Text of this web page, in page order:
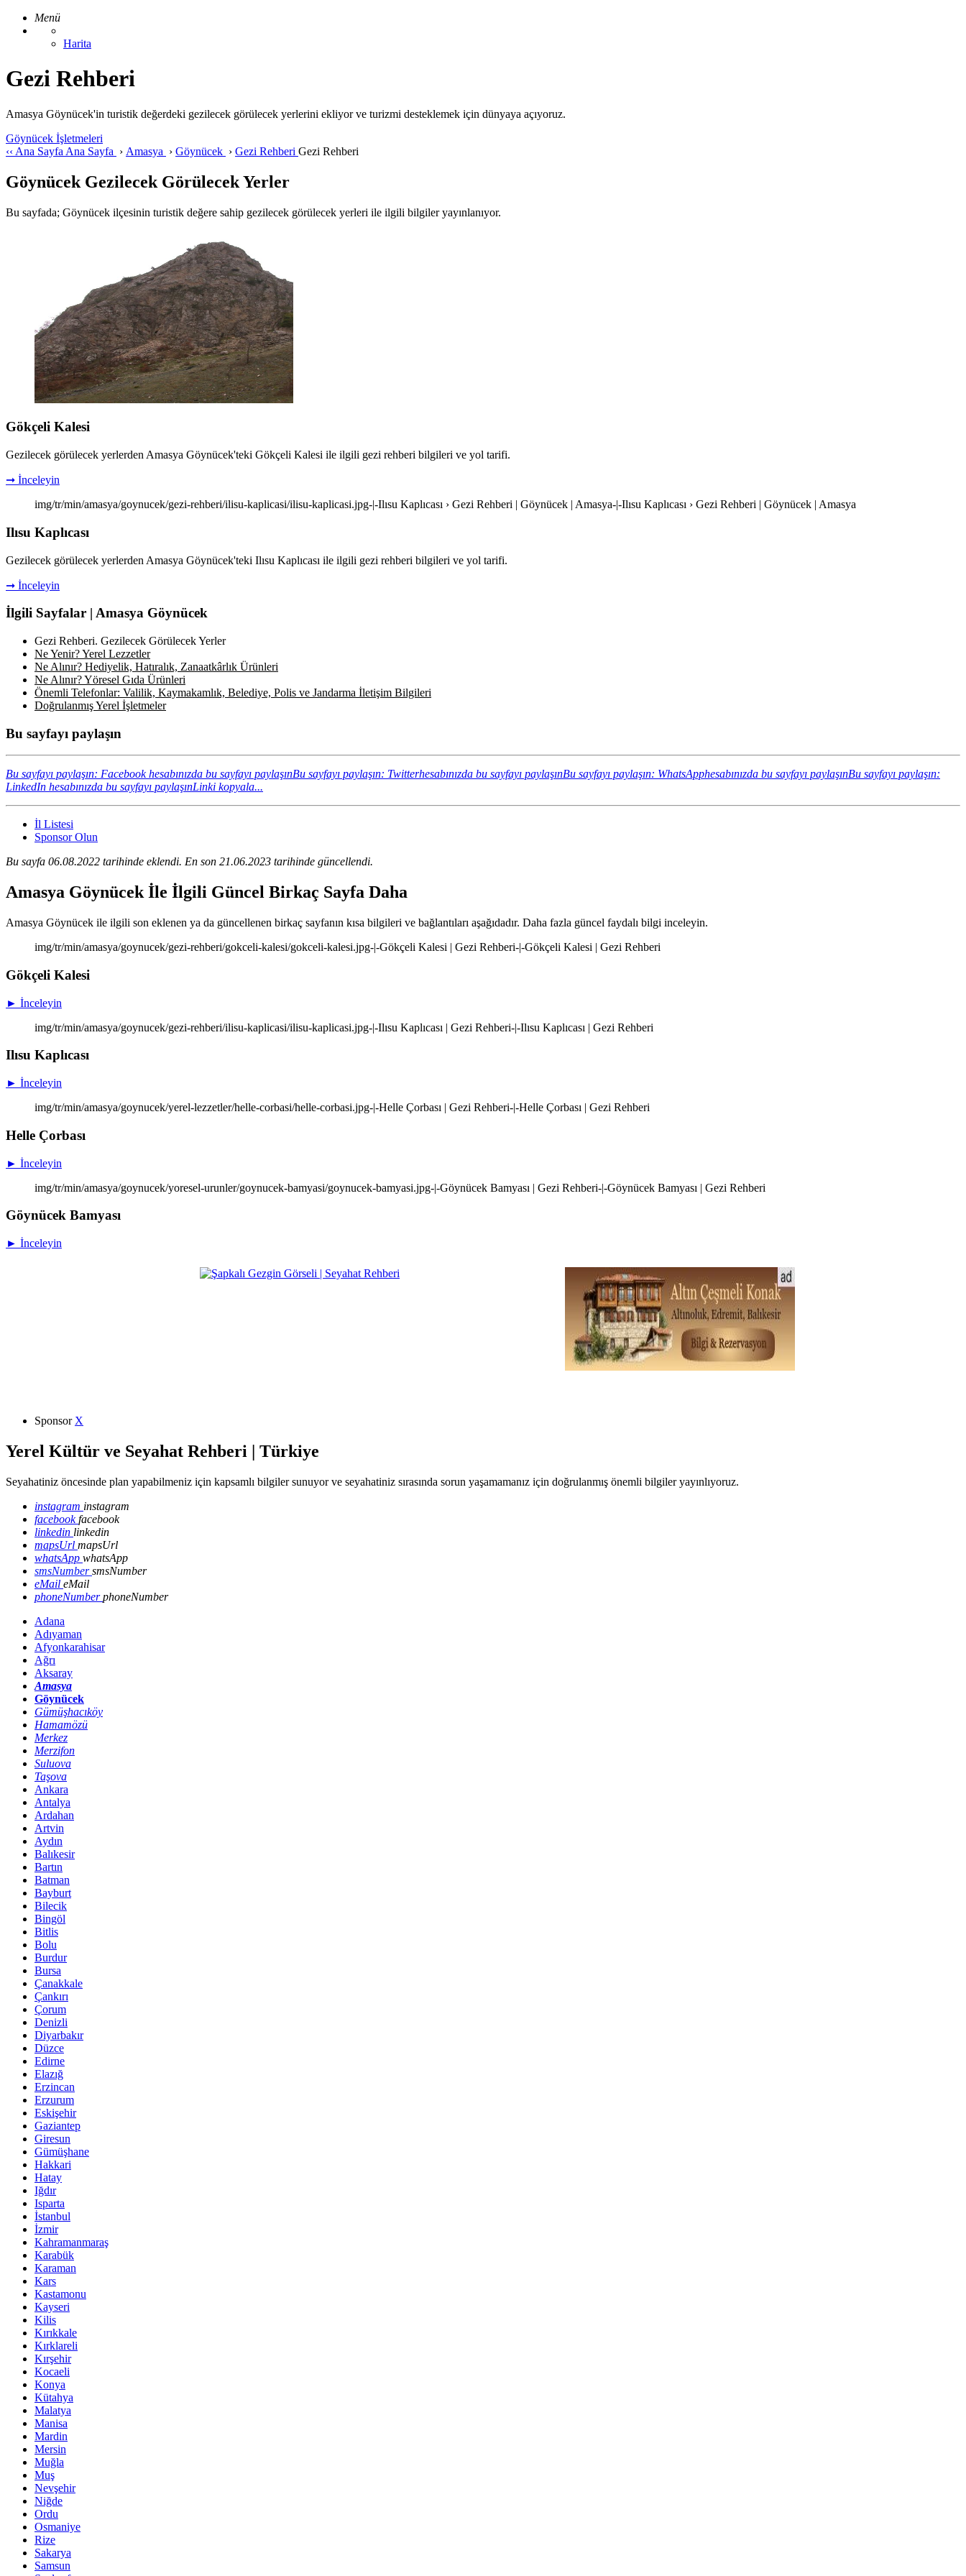
Menü
Harita
Gezi Rehberi
Amasya Göynücek'in turistik değerdeki gezilecek görülecek yerlerini ekliyor ve turizmi desteklemek için dünyaya açıyoruz.
Göynücek İşletmeleri
‹‹ Ana Sayfa Ana Sayfa › Amasya › Göynücek › Gezi Rehberi Gezi Rehberi
Göynücek Gezilecek Görülecek Yerler
Bu sayfada; Göynücek ilçesinin turistik değere sahip gezilecek görülecek yerleri ile ilgili bilgiler yayınlanıyor.
Gökçeli Kalesi
Gezilecek görülecek yerlerden Amasya Göynücek'teki Gökçeli Kalesi ile ilgili gezi rehberi bilgileri ve yol tarifi.
➞ İnceleyin
img/tr/min/amasya/goynucek/gezi-rehberi/ilisu-kaplicasi/ilisu-kaplicasi.jpg-|-Ilısu Kaplıcası › Gezi Rehberi | Göynücek | Amasya-|-Ilısu Kaplıcası › Gezi Rehberi | Göynücek | Amasya
Ilısu Kaplıcası
Gezilecek görülecek yerlerden Amasya Göynücek'teki Ilısu Kaplıcası ile ilgili gezi rehberi bilgileri ve yol tarifi.
➞ İnceleyin
İlgili Sayfalar | Amasya Göynücek
Gezi Rehberi. Gezilecek Görülecek Yerler
Ne Yenir? Yerel Lezzetler
Ne Alınır? Hediyelik, Hatıralık, Zanaatkârlık Ürünleri
Ne Alınır? Yöresel Gıda Ürünleri
Önemli Telefonlar: Valilik, Kaymakamlık, Belediye, Polis ve Jandarma İletişim Bilgileri
Doğrulanmış Yerel İşletmeler
Bu sayfayı paylaşın
Bu sayfayı paylaşın: Facebook hesabınızda bu sayfayı paylaşınBu sayfayı paylaşın: Twitterhesabınızda bu sayfayı paylaşınBu sayfayı paylaşın: WhatsApphesabınızda bu sayfayı paylaşınBu sayfayı paylaşın:
LinkedIn hesabınızda bu sayfayı paylaşınLinki kopyala...
İl Listesi
Sponsor Olun
Bu sayfa 06.08.2022 tarihinde eklendi. En son 21.06.2023 tarihinde güncellendi.
Amasya Göynücek İle İlgili Güncel Birkaç Sayfa Daha
Amasya Göynücek ile ilgili son eklenen ya da güncellenen birkaç sayfanın kısa bilgileri ve bağlantıları aşağıdadır. Daha fazla güncel faydalı bilgi inceleyin.
img/tr/min/amasya/goynucek/gezi-rehberi/gokceli-kalesi/gokceli-kalesi.jpg-|-Gökçeli Kalesi | Gezi Rehberi-|-Gökçeli Kalesi | Gezi Rehberi
Gökçeli Kalesi
► İnceleyin
img/tr/min/amasya/goynucek/gezi-rehberi/ilisu-kaplicasi/ilisu-kaplicasi.jpg-|-Ilısu Kaplıcası | Gezi Rehberi-|-Ilısu Kaplıcası | Gezi Rehberi
Ilısu Kaplıcası
► İnceleyin
img/tr/min/amasya/goynucek/yerel-lezzetler/helle-corbasi/helle-corbasi.jpg-|-Helle Çorbası | Gezi Rehberi-|-Helle Çorbası | Gezi Rehberi
Helle Çorbası
► İnceleyin
img/tr/min/amasya/goynucek/yoresel-urunler/goynucek-bamyasi/goynucek-bamyasi.jpg-|-Göynücek Bamyası | Gezi Rehberi-|-Göynücek Bamyası | Gezi Rehberi
Göynücek Bamyası
► İnceleyin
Sponsor X
Yerel Kültür ve Seyahat Rehberi | Türkiye
Seyahatiniz öncesinde plan yapabilmeniz için kapsamlı bilgiler sunuyor ve seyahatiniz sırasında sorun yaşamamanız için doğrulanmış önemli bilgiler yayınlıyoruz.
instagram instagram
facebookfacebook
linkedin linkedin
mapsUrl mapsUrl
whatsApp whatsApp
smsNumbersmsNumber
eMail eMail
phoneNumberphoneNumber
Adana
Adıyaman
Afyonkarahisar
Ağrı
Aksaray
Amasya
Göynücek
Gümüşhacıköy
Hamamözü
Merkez
Merzifon
Suluova
Taşova
Ankara
Antalya
Ardahan
Artvin
Aydın
Balıkesir
Bartın
Batman
Bayburt
Bilecik
Bingöl
Bitlis
Bolu
Burdur
Bursa
Çanakkale
Çankırı
Çorum
Denizli
Diyarbakır
Düzce
Edirne
Elazığ
Erzincan
Erzurum
Eskişehir
Gaziantep
Giresun
Gümüşhane
Hakkari
Hatay
Iğdır
Isparta
İstanbul
İzmir
Kahramanmaraş
Karabük
Karaman
Kars
Kastamonu
Kayseri
Kilis
Kırıkkale
Kırklareli
Kırşehir
Kocaeli
Konya
Kütahya
Malatya
Manisa
Mardin
Mersin
Muğla
Muş
Nevşehir
Niğde
Ordu
Osmaniye
Rize
Sakarya
Samsun